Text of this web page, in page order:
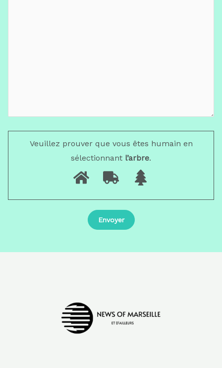
Veuillez prouver que vous êtes humain en
sélectionnant l’arbre.